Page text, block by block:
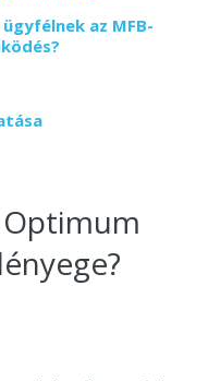
az MFB-
Optimum